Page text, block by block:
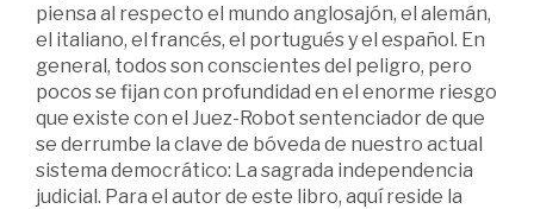
piensa al respecto el mundo anglosajón, el alemán,
el italiano, el francés, el portugués y el español. En
general, todos son conscientes del peligro, pero
pocos se fijan con profundidad en el enorme riesgo
que existe con el Juez-Robot sentenciador de que
se derrumbe la clave de bóveda de nuestro actual
sistema democrático: La sagrada independencia
judicial. Para el autor de este libro, aquí reside la